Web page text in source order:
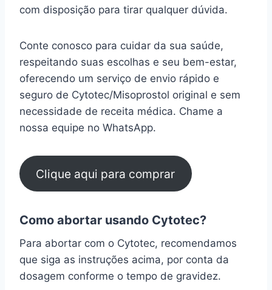
com disposição para tirar qualquer dúvida.
Conte conosco para cuidar da sua saúde,
respeitando suas escolhas e seu bem-estar,
oferecendo um serviço de envio rápido e
seguro de Cytotec/Misoprostol original e sem
necessidade de receita médica. Chame a
nossa equipe no WhatsApp.
Clique aqui para comprar
Como abortar usando Cytotec?
Para abortar com o Cytotec, recomendamos
que siga as instruções acima, por conta da
dosagem conforme o tempo de gravidez.